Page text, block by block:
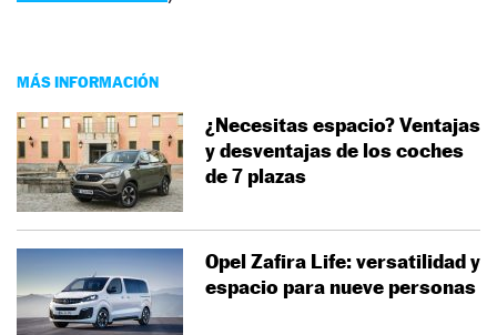
MÁS INFORMACIÓN
¿Necesitas espacio? Ventajas
y desventajas de los coches
de 7 plazas
Opel Zafira Life: versatilidad y
espacio para nueve personas